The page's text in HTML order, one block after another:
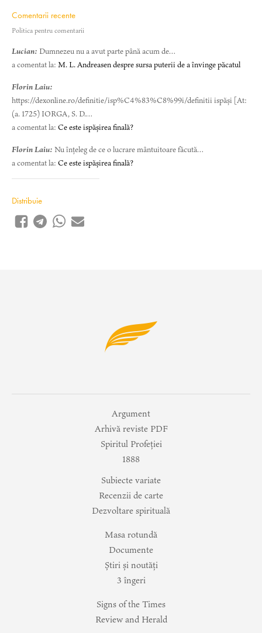
Comentarii recente
Politica pentru comentarii
Lucian: Dumnezeu nu a avut parte până acum de…
a comentat la: M. L. Andreasen despre sursa puterii de a învinge păcatul
Florin Laiu:
https://dexonline.ro/definitie/isp%C4%83%C8%99i/definitii ispăși [At:
(a. 1725) IORGA, S. D.…
a comentat la: Ce este ispășirea finală?
Florin Laiu: Nu înțeleg de ce o lucrare mântuitoare făcută…
a comentat la: Ce este ispășirea finală?
Distribuie
Argument
Arhivă reviste PDF
Spiritul Profeției
1888
Subiecte variate
Recenzii de carte
Dezvoltare spirituală
Masa rotundă
Documente
Știri și noutăți
3 îngeri
Signs of the Times
Review and Herald